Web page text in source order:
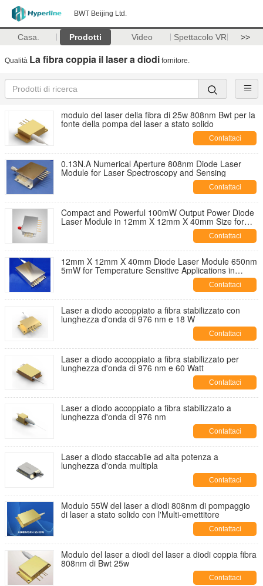
BWT Beijing Ltd.
Casa. Prodotti Video Spettacolo VR >>
Qualità La fibra coppia il laser a diodi fornitore.
modulo del laser della fibra di 25w 808nm Bwt per la
fonte della pompa del laser a stato solido
Contattaci
0.13N.A Numerical Aperture 808nm Diode Laser
Module for Laser Spectroscopy and Sensing
Contattaci
Compact and Powerful 100mW Output Power Diode
Laser Module in 12mm X 12mm X 40mm Size for
Contattaci
12mm X 12mm X 40mm Diode Laser Module 650nm
5mW for Temperature Sensitive Applications in
Contattaci
Laser a diodo accoppiato a fibra stabilizzato con
lunghezza d'onda di 976 nm e 18 W
Contattaci
Laser a diodo accoppiato a fibra stabilizzato per
lunghezza d'onda di 976 nm e 60 Watt
Contattaci
Laser a diodo accoppiato a fibra stabilizzato a
lunghezza d'onda di 976 nm
Contattaci
Laser a diodo staccabile ad alta potenza a
lunghezza d'onda multipla
Contattaci
Modulo 55W del laser a diodi 808nm di pompaggio
di laser a stato solido con l'Multi-emettitore
Contattaci
Modulo del laser a diodi del laser a diodi coppia fibra
808nm di Bwt 25w
Contattaci